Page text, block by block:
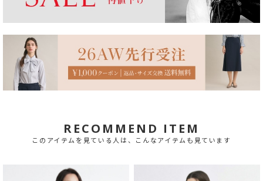
RECOMMEND ITEM
このアイテムを見ている人は、こんなアイテムも見ています